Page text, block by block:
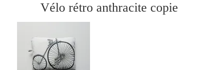
Vélo rétro anthracite copie